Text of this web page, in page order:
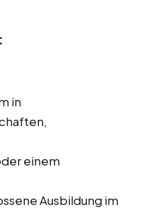
in
einem
Ausbildung im